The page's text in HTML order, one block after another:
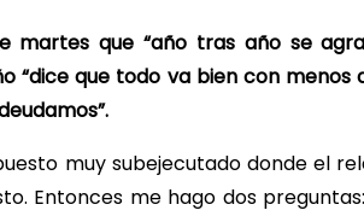
martes que “año tras año se
“dice que todo va bien con menos
muy subejecutado donde el
Entonces me hago dos